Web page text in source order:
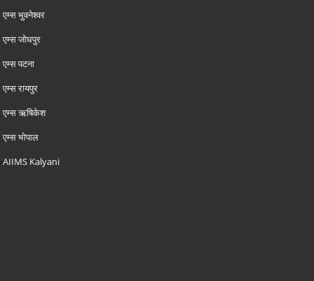
एम्‍स भुवनेश्वर
एम्‍स जोधपुर
एम्‍स पटना
एम्‍स रायपुर
एम्‍स ऋषिकेश
एम्‍स भोपाल
AIIMS Kalyani